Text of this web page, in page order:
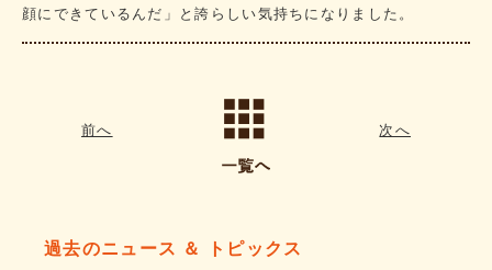
顔にできているんだ」と誇らしい気持ちになりました。
前へ 次へ
過去のニュース ＆ トピックス